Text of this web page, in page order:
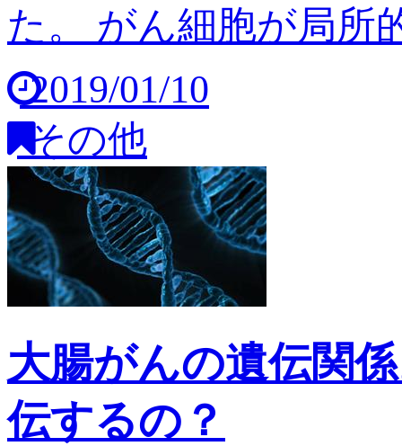
た。 がん細胞が局所
2019/01/10
その他
大腸がんの遺伝関
伝するの？